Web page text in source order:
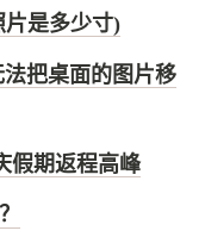
片是多少寸)
把桌面的图片移
假期返程高峰